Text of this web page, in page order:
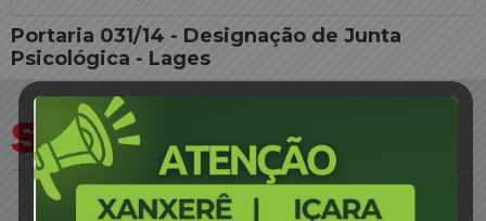
Portaria 031/14 - Designação de Junta
Psicológica - Lages